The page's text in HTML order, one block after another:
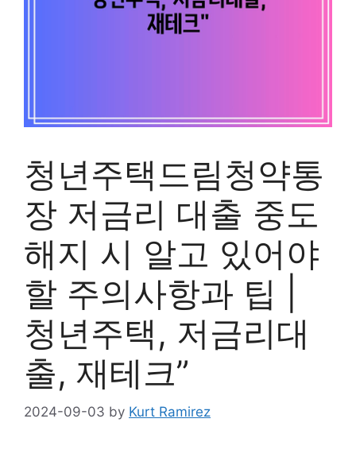
청년주택드림청약통
장 저금리 대출 중도
해지 시 알고 있어야
할 주의사항과 팁 |
청년주택, 저금리대
출, 재테크”
2024-09-03 by Kurt Ramirez